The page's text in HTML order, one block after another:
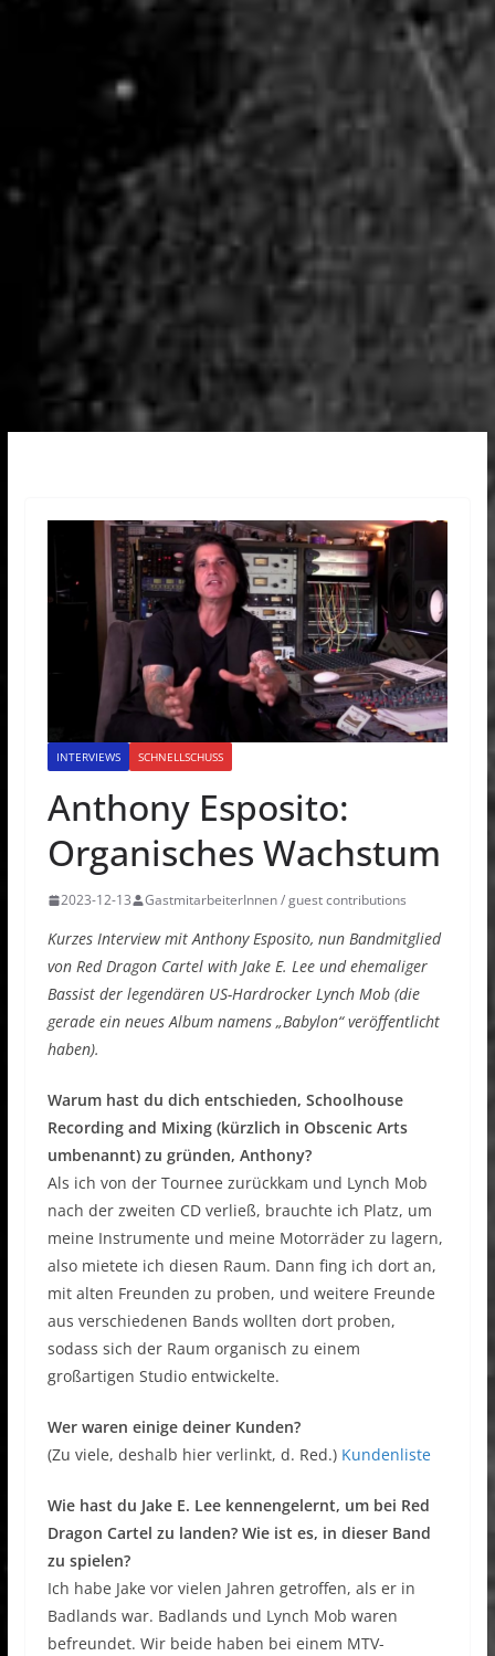
INTERVIEWS SCHNELLSCHUSS
Anthony Esposito:
Organisches Wachstum
2023-12-13 GastmitarbeiterInnen / guest contributions
Kurzes Interview mit Anthony Esposito, nun Bandmitglied
von Red Dragon Cartel with Jake E. Lee und ehemaliger
Bassist der legendären US-Hardrocker Lynch Mob (die
gerade ein neues Album namens „Babylon“ veröffentlicht
haben).
Warum hast du dich entschieden, Schoolhouse
Recording and Mixing (kürzlich in Obscenic Arts
umbenannt) zu gründen, Anthony?
Als ich von der Tournee zurückkam und Lynch Mob
nach der zweiten CD verließ, brauchte ich Platz, um
meine Instrumente und meine Motorräder zu lagern,
also mietete ich diesen Raum. Dann fing ich dort an,
mit alten Freunden zu proben, und weitere Freunde
aus verschiedenen Bands wollten dort proben,
sodass sich der Raum organisch zu einem
großartigen Studio entwickelte.
Wer waren einige deiner Kunden?
(Zu viele, deshalb hier verlinkt, d. Red.) Kundenliste
Wie hast du Jake E. Lee kennengelernt, um bei Red
Dragon Cartel zu landen? Wie ist es, in dieser Band
zu spielen?
Ich habe Jake vor vielen Jahren getroffen, als er in
Badlands war. Badlands und Lynch Mob waren
befreundet. Wir beide haben bei einem MTV-